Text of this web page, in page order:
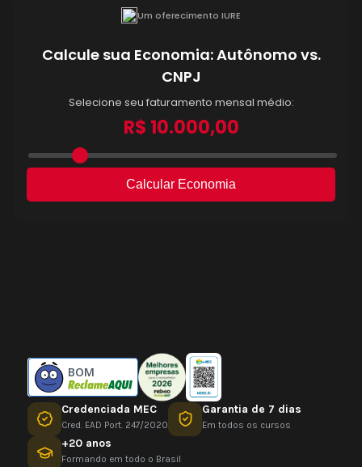
BOM
Credenciada MEC
Cred. EAD Port. 247/2020
Garantia de 7 dias
Em todos os cursos
+20 anos
Formando em todo o Brasil